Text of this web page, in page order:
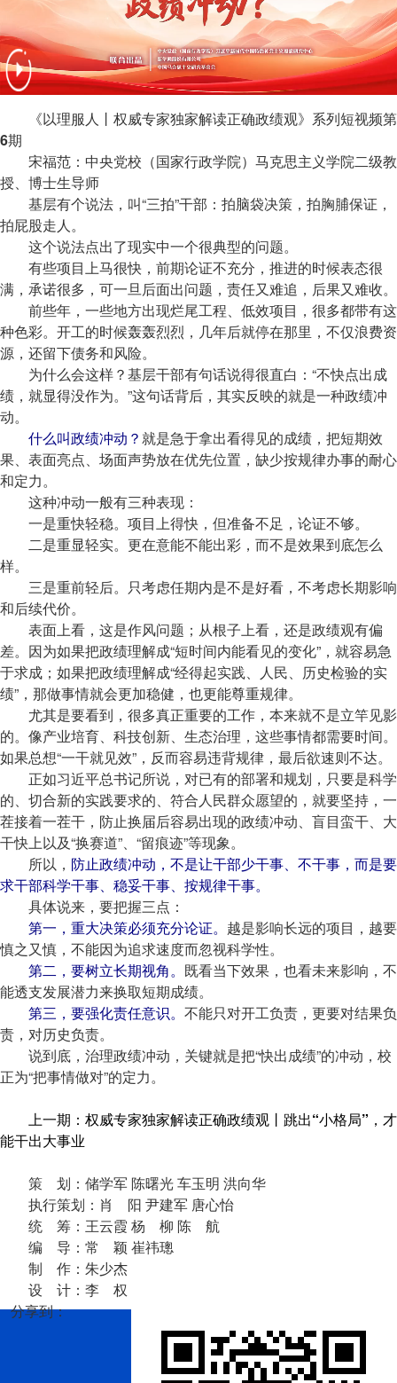
《以理服人丨权威专家独家解读正确政绩观》系列短视频第
6期
宋福范：中央党校（国家行政学院）马克思主义学院二级教
授、博士生导师
基层有个说法，叫“三拍”干部：拍脑袋决策，拍胸脯保证，
拍屁股走人。
这个说法点出了现实中一个很典型的问题。
有些项目上马很快，前期论证不充分，推进的时候表态很
满，承诺很多，可一旦后面出问题，责任又难追，后果又难收。
前些年，一些地方出现烂尾工程、低效项目，很多都带有这
种色彩。开工的时候轰轰烈烈，几年后就停在那里，不仅浪费资
源，还留下债务和风险。
为什么会这样？基层干部有句话说得很直白：“不快点出成
绩，就显得没作为。”这句话背后，其实反映的就是一种政绩冲
动。
什么叫政绩冲动？就是急于拿出看得见的成绩，把短期效
果、表面亮点、场面声势放在优先位置，缺少按规律办事的耐心
和定力。
这种冲动一般有三种表现：
一是重快轻稳。项目上得快，但准备不足，论证不够。
二是重显轻实。更在意能不能出彩，而不是效果到底怎么
样。
三是重前轻后。只考虑任期内是不是好看，不考虑长期影响
和后续代价。
表面上看，这是作风问题；从根子上看，还是政绩观有偏
差。因为如果把政绩理解成“短时间内能看见的变化”，就容易急
于求成；如果把政绩理解成“经得起实践、人民、历史检验的实
绩”，那做事情就会更加稳健，也更能尊重规律。
尤其是要看到，很多真正重要的工作，本来就不是立竿见影
的。像产业培育、科技创新、生态治理，这些事情都需要时间。
如果总想“一干就见效”，反而容易违背规律，最后欲速则不达。
正如习近平总书记所说，对已有的部署和规划，只要是科学
的、切合新的实践要求的、符合人民群众愿望的，就要坚持，一
茬接着一茬干，防止换届后容易出现的政绩冲动、盲目蛮干、大
干快上以及“换赛道”、“留痕迹”等现象。
所以， 防止政绩冲动，不是让干部少干事、不干事，而是要
求干部科学干事、稳妥干事、按规律干事。
具体说来，要把握三点：
第一，重大决策必须充分论证。 越是影响长远的项目，越要
慎之又慎，不能因为追求速度而忽视科学性。
第二，要树立长期视角。 既看当下效果，也看未来影响，不
能透支发展潜力来换取短期成绩。
第三，要强化责任意识。 不能只对开工负责，更要对结果负
责，对历史负责。
说到底，治理政绩冲动，关键就是把“快出成绩”的冲动，校
正为“把事情做对”的定力。
上一期：权威专家独家解读正确政绩观丨跳出“小格局”，才
能干出大事业
策 划：储学军 陈曙光 车玉明 洪向华
执行策划：肖 阳 尹建军 唐心怡
统 筹：王云霞 杨 柳 陈 航
编 导：常 颖 崔祎璁
制 作：朱少杰
设 计：李 权
分享到：